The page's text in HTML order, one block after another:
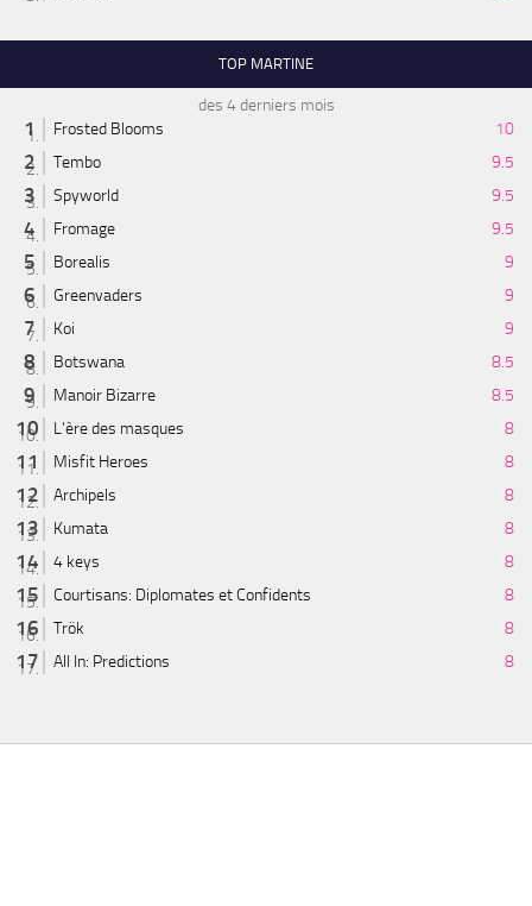
TOP MARTINE
des 4 derniers mois
Frosted Blooms
10
Tembo
9.5
Spyworld
9.5
Fromage
9.5
Borealis
9
Greenvaders
9
Koi
9
Botswana
8.5
Manoir Bizarre
8.5
L'ère des masques
8
Misfit Heroes
8
Archipels
8
Kumata
8
4 keys
8
Courtisans: Diplomates et Confidents
8
Trök
8
All In: Predictions
8